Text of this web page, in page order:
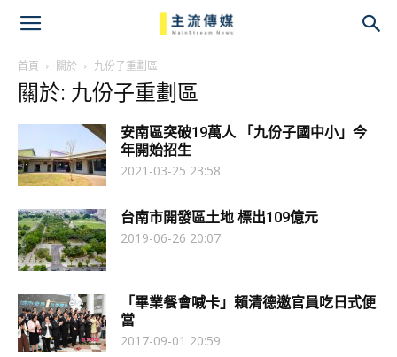
首頁 關於 九份子重劃區
關於: 九份子重劃區
安南區突破19萬人 「九份子國中小」今
年開始招生
2021-03-25 23:58
台南市開發區土地 標出109億元
2019-06-26 20:07
「畢業餐會喊卡」賴清德邀官員吃日式便
當
2017-09-01 20:59